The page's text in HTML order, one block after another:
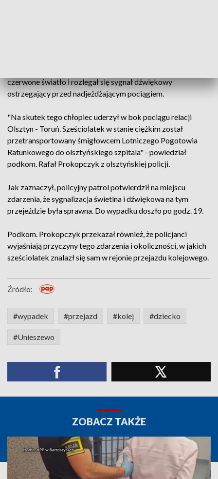
czerwone światło i rozlegał się sygnał dźwiękowy
ostrzegający przed nadjeżdżającym pociągiem.
"Na skutek tego chłopiec uderzył w bok pociągu relacji
Olsztyn - Toruń. Sześciolatek w stanie ciężkim został
przetransportowany śmigłowcem Lotniczego Pogotowia
Ratunkowego do olsztyńskiego szpitala" - powiedział
podkom. Rafał Prokopczyk z olsztyńskiej policji.
Jak zaznaczył, policyjny patrol potwierdził na miejscu
zdarzenia, że sygnalizacja świetlna i dźwiękowa na tym
przejeździe była sprawna. Do wypadku doszło po godz. 19.
Podkom. Prokopczyk przekazał również, że policjanci
wyjaśniają przyczyny tego zdarzenia i okoliczności, w jakich
sześciolatek znalazł się sam w rejonie przejazdu kolejowego.
Źródło:
#wypadek #przejazd #kolej #dziecko
#Unieszewo
ZOBACZ TAKŻE